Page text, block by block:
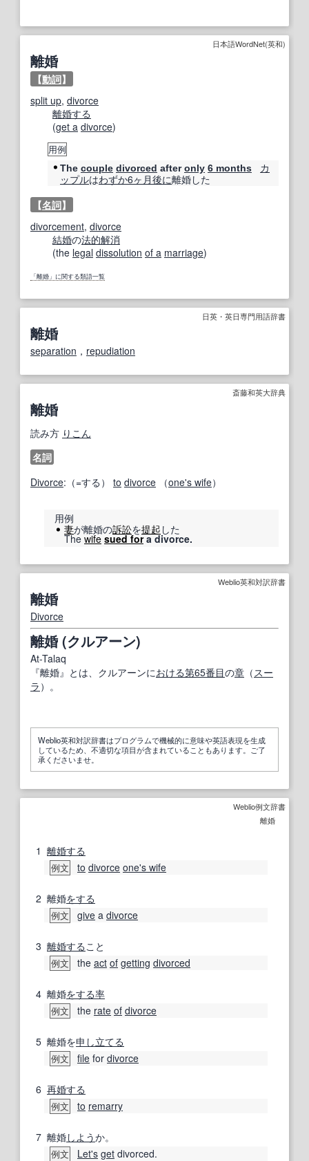
日本語WordNet(英和)
離婚
【動詞】
split up, divorce
離婚する
(get a divorce)
用例
The couple divorced afteronly 6 months
カ
ップルはわずか6ヶ月後に離婚した
【名詞】
divorcement, divorce
結婚の法的解消
(the legal dissolution of a marriage)
「離婚」に関する類語一覧
日英・英日専門用語辞書
離婚
separation ， repudiation
斎藤和英大辞典
離婚
読み方 りこん
名詞
Divorce:（=する） to divorce （one's wife）
用例
妻が離婚の訴訟を提起 した
Thewife sued fora divorce.
Weblio英和対訳辞書
離婚
Divorce
離婚 (クルアーン)
At-Talaq
『離婚』とは、クルアーンにおける第65番目の章 （スー
ラ ）。
Weblio英和対訳辞書はプログラムで機械的に意味や英語表現を生成
しているため、不適切な項目が含まれていることもあります。ご了
承くださいませ。
Weblio例文辞書
離婚
1 離婚する
例文 to divorce one's wife
2 離婚をする
例文 give a divorce
3 離婚すること
例文 the act of getting divorced
4 離婚をする率
例文 the rate of divorce
5 離婚を申し立てる
例文 file for divorce
6 再婚する
例文 to remarry
7 離婚しようか。
例文 Let's get divorced.